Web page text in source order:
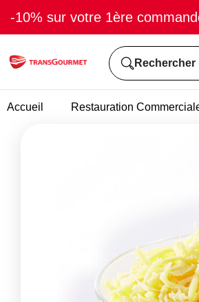
-10% sur votre 1ère
Accueil Restauration